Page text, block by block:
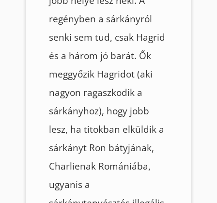
regényben a sárkányról
senki sem tud, csak Hagrid
és a három jó barát. Ők
meggyőzik Hagridot (aki
nagyon ragaszkodik a
sárkányhoz), hogy jobb
lesz, ha titokban elküldik a
sárkányt Ron bátyjának,
Charlienak Romániába,
ugyanis a